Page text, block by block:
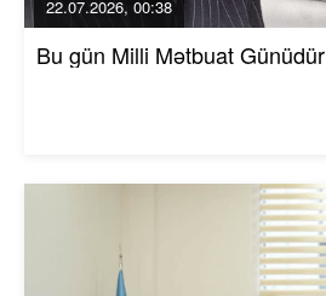
22.07.2026, 00:38
Bu gün Milli Mətbuat Günüdür